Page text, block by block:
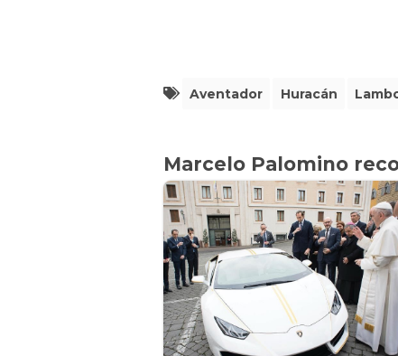
Aventador Huracán
Marcelo Palomino